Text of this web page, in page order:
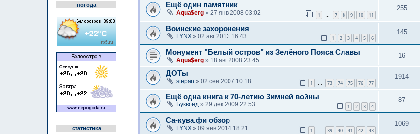
погода
статистика
Ещё один памятник
Aqua$erg » 27 янв 2008 03:02 1 7 8 9 10 11
255
Воинские захоронения
LYNX » 02 авг 2013 16:43 1 2 3 4 5 6
145
Монумент "Белый остров" из Зелёного Пояса Славы
Aqua$erg » 18 авг 2008 23:45
16
ДОТы
stepan » 02 сен 2007 10:18 1 … 73 74 75 76 77
1914
Ещё одна книга к 70-летию Зимней войны
Буквоед » 29 дек 2009 22:53 1 2 3 4
87
Са-кува.фи обзор
LYNX » 09 янв 2014 18:21 1 39 40 41 42 43
1069